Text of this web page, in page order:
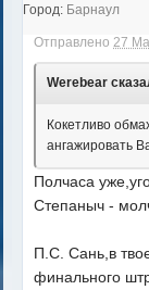
Город: Барнаул
Отправлено27
Werebear
Кокетливо
ангажировать
Полчаса
Степаныч -
П.С. Сань,в
финального